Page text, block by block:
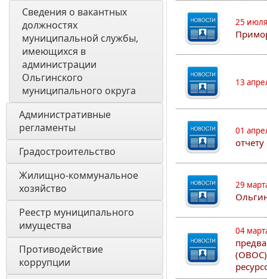
Сведения о вакантных
должностях
муниципальной службы,
имеющихся в
администрации
Ольгинского
муниципального округа
Административные
регламенты
Градостроительство
Жилищно-коммунальное
хозяйство
Реестр муниципального
имущества
Противодействие
коррупции
25
13
01
29
04